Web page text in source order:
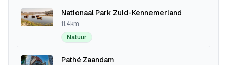
Nationaal Park Zuid-Kennemerland
11.4km
Natuur
Pathé Zaandam